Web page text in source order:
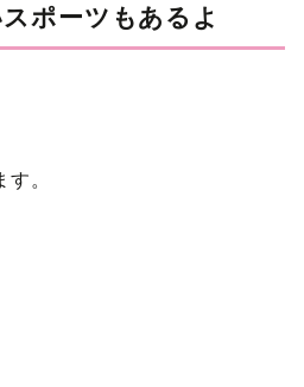
ポーツもあるよ
。